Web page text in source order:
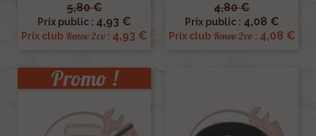
5,80 €
Prix public : 4,93 €
Prix club Renov 2cv : 4,93 €
4,80 €
Prix public : 4,08 €
Prix club Renov 2cv: 4,08 €
Promo !